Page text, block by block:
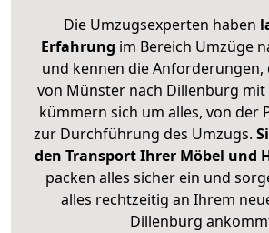
Die Umzugsexperten haben
Erfahrung im Bereich Umzüge
und kennen die Anforderungen,
von Münster nach Dillenburg mit
kümmern sich um alles, von der
zur Durchführung des Umzugs.
den Transport Ihrer Möbel und
packen alles sicher ein und
alles rechtzeitig an Ihrem
Dillenburg